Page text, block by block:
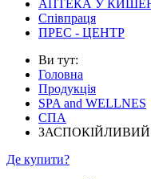
АПТЕКА У
Співпраця
ПРЕС - ЦЕНТР
Ви тут:
Головна
Продукція
SPA and WELLNES
СПА
ЗАСПОКІЙЛИВИЙ
Де купити?